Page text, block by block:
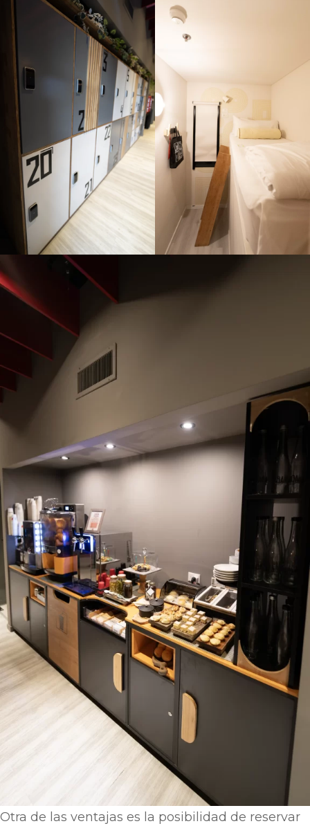
Otra de las ventajas es la posibilidad de reservar